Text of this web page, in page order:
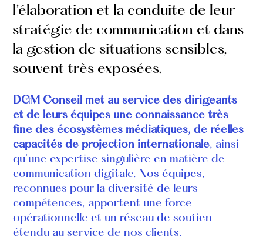
l’élaboration et la conduite de leur
stratégie de communication et dans
la gestion de situations sensibles,
souvent très exposées.
DGM Conseil met au service des dirigeants
et de leurs équipes une connaissance très
fine des écosystèmes médiatiques, de réelles
capacités de projection internationale, ainsi
qu’une expertise singulière en matière de
communication digitale. Nos équipes,
reconnues pour la diversité de leurs
compétences, apportent une force
opérationnelle et un réseau de soutien
étendu au service de nos clients.